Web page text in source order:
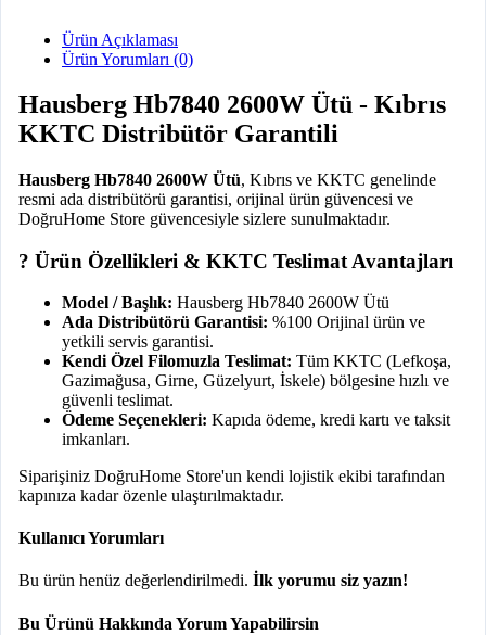
Ürün Açıklaması
Ürün Yorumları (0)
Hausberg Hb7840 2600W Ütü - Kıbrıs
KKTC Distribütör Garantili
Hausberg Hb7840 2600W Ütü, Kıbrıs ve KKTC genelinde
resmi ada distribütörü garantisi, orijinal ürün güvencesi ve
DoğruHome Store güvencesiyle sizlere sunulmaktadır.
? Ürün Özellikleri & KKTC Teslimat Avantajları
Model / Başlık: Hausberg Hb7840 2600W Ütü
Ada Distribütörü Garantisi: %100 Orijinal ürün ve
yetkili servis garantisi.
Kendi Özel Filomuzla Teslimat: Tüm KKTC (Lefkoşa,
Gazimağusa, Girne, Güzelyurt, İskele) bölgesine hızlı ve
güvenli teslimat.
Ödeme Seçenekleri: Kapıda ödeme, kredi kartı ve taksit
imkanları.
Siparişiniz DoğruHome Store'un kendi lojistik ekibi tarafından
kapınıza kadar özenle ulaştırılmaktadır.
Kullanıcı Yorumları
Bu ürün henüz değerlendirilmedi. İlk yorumu siz yazın!
Bu Ürünü Hakkında Yorum Yapabilirsin